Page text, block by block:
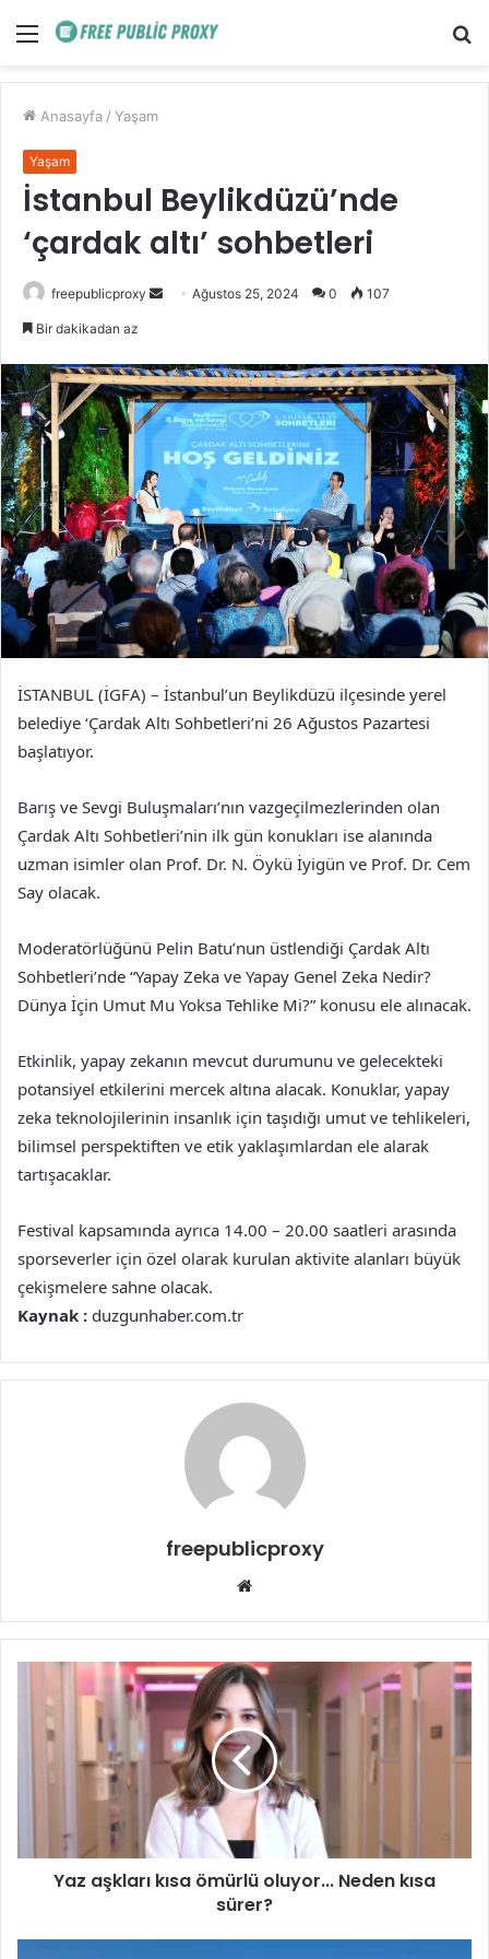
Menü
Anasayfa / Yaşam
Yaşam
İstanbul Beylikdüzü’nde
‘çardak altı’ sohbetleri
freepublicproxy
Bir
göndermek
Ağustos 25, 2024 0 107
Bir dakikadan az
İSTANBUL (İGFA) – İstanbul’un Beylikdüzü ilçesinde yerel
belediye ‘Çardak Altı Sohbetleri’ni 26 Ağustos Pazartesi
başlatıyor.
Barış ve Sevgi Buluşmaları’nın vazgeçilmezlerinden olan
Çardak Altı Sohbetleri’nin ilk gün konukları ise alanında
uzman isimler olan Prof. Dr. N. Öykü İyigün ve Prof. Dr. Cem
Say olacak.
Moderatörlüğünü Pelin Batu’nun üstlendiği Çardak Altı
Sohbetleri’nde “Yapay Zeka ve Yapay Genel Zeka Nedir?
Dünya İçin Umut Mu Yoksa Tehlike Mi?” konusu ele alınacak.
Etkinlik, yapay zekanın mevcut durumunu ve gelecekteki
potansiyel etkilerini mercek altına alacak. Konuklar, yapay
zeka teknolojilerinin insanlık için taşıdığı umut ve tehlikeleri,
bilimsel perspektiften ve etik yaklaşımlardan ele alarak
tartışacaklar.
Festival kapsamında ayrıca 14.00 – 20.00 saatleri arasında
sporseverler için özel olarak kurulan aktivite alanları büyük
çekişmelere sahne olacak.
Kaynak : duzgunhaber.com.tr
freepublicproxy
Web
Yaz aşkları kısa ömürlü oluyor... Neden kısa
sürer?